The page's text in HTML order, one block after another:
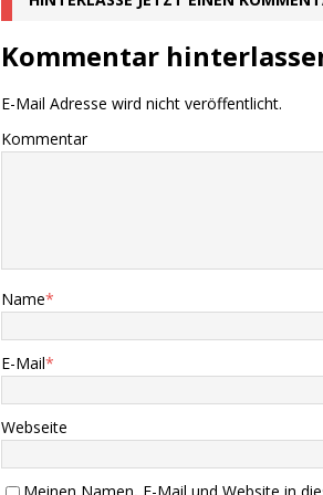
Kommentar
E-Mail Adresse wird nicht veröffentlicht.
Kommentar
Name*
E-Mail*
Webseite